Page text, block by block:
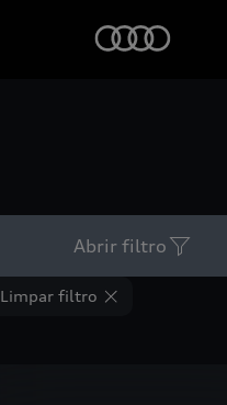
Abrir filtro
Limpar filtro